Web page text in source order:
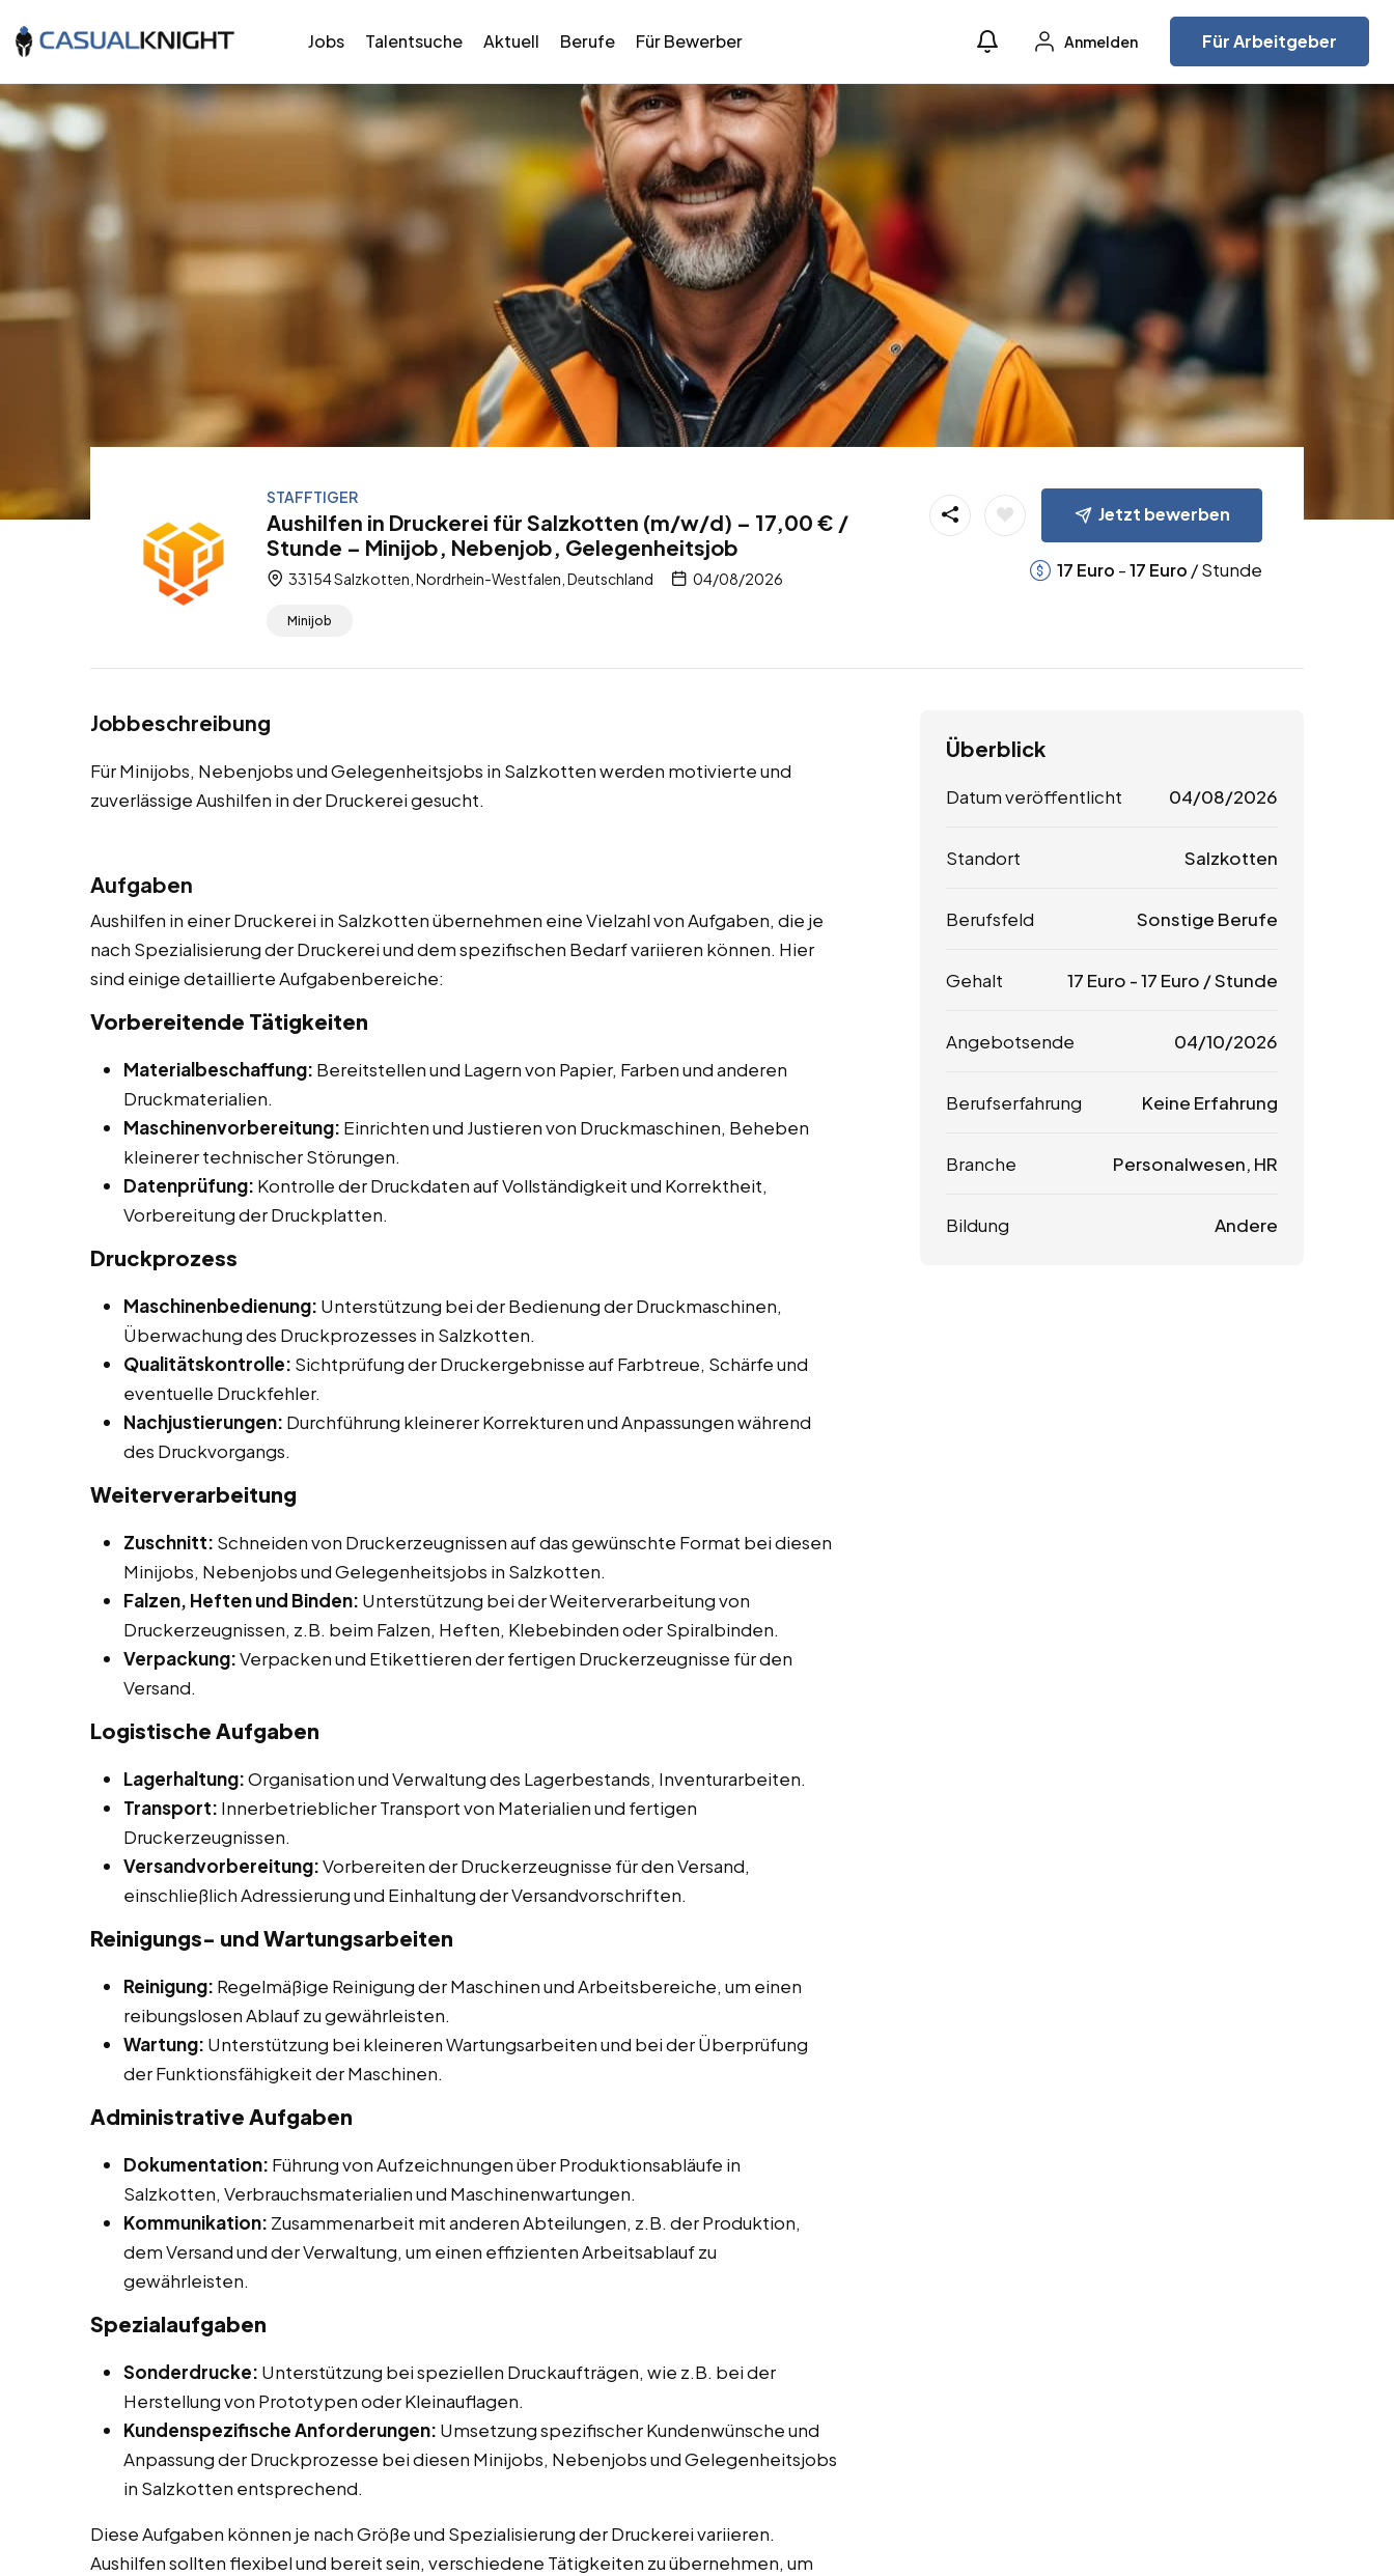
Jobs Talentsuche Aktuell Berufe Für Bewerber Anmelden Für Arbeitgeber
STAFFTIGER
Aushilfen in Druckerei für Salzkotten (m/w/d) – 17,00 € /
Stunde – Minijob, Nebenjob, Gelegenheitsjob
33154 Salzkotten, Nordrhein-Westfalen, Deutschland 04/08/2026
Minijob
Jetzt bewerben
17 Euro -17 Euro / Stunde
Jobbeschreibung
Für Minijobs, Nebenjobs und Gelegenheitsjobs in Salzkotten werden motivierte und
zuverlässige Aushilfen in der Druckerei gesucht.
Aufgaben
Aushilfen in einer Druckerei in Salzkotten übernehmen eine Vielzahl von Aufgaben, die je
nach Spezialisierung der Druckerei und dem spezifischen Bedarf variieren können. Hier
sind einige detaillierte Aufgabenbereiche:
Vorbereitende Tätigkeiten
Materialbeschaffung: Bereitstellen und Lagern von Papier, Farben und anderen
Druckmaterialien.
Maschinenvorbereitung: Einrichten und Justieren von Druckmaschinen, Beheben
kleinerer technischer Störungen.
Datenprüfung: Kontrolle der Druckdaten auf Vollständigkeit und Korrektheit,
Vorbereitung der Druckplatten.
Druckprozess
Maschinenbedienung: Unterstützung bei der Bedienung der Druckmaschinen,
Überwachung des Druckprozesses in Salzkotten.
Qualitätskontrolle: Sichtprüfung der Druckergebnisse auf Farbtreue, Schärfe und
eventuelle Druckfehler.
Nachjustierungen: Durchführung kleinerer Korrekturen und Anpassungen während
des Druckvorgangs.
Weiterverarbeitung
Zuschnitt: Schneiden von Druckerzeugnissen auf das gewünschte Format bei diesen
Minijobs, Nebenjobs und Gelegenheitsjobs in Salzkotten.
Falzen, Heften und Binden: Unterstützung bei der Weiterverarbeitung von
Druckerzeugnissen, z.B. beim Falzen, Heften, Klebebinden oder Spiralbinden.
Verpackung:Verpacken und Etikettieren der fertigen Druckerzeugnisse für den
Versand.
Logistische Aufgaben
Lagerhaltung:Organisation und Verwaltung des Lagerbestands, Inventurarbeiten.
Transport: Innerbetrieblicher Transport von Materialien und fertigen
Druckerzeugnissen.
Versandvorbereitung:Vorbereiten der Druckerzeugnisse für den Versand,
einschließlich Adressierung und Einhaltung der Versandvorschriften.
Reinigungs- und Wartungsarbeiten
Reinigung: Regelmäßige Reinigung der Maschinen und Arbeitsbereiche, um einen
reibungslosen Ablauf zu gewährleisten.
Wartung: Unterstützung bei kleineren Wartungsarbeiten und bei der Überprüfung
der Funktionsfähigkeit der Maschinen.
Administrative Aufgaben
Dokumentation: Führung von Aufzeichnungen über Produktionsabläufe in
Salzkotten, Verbrauchsmaterialien und Maschinenwartungen.
Kommunikation: Zusammenarbeit mit anderen Abteilungen, z.B. der Produktion,
dem Versand und der Verwaltung, um einen effizienten Arbeitsablauf zu
gewährleisten.
Spezialaufgaben
Sonderdrucke: Unterstützung bei speziellen Druckaufträgen, wie z.B. bei der
Herstellung von Prototypen oder Kleinauflagen.
Kundenspezifische Anforderungen: Umsetzung spezifischer Kundenwünsche und
Anpassung der Druckprozesse bei diesen Minijobs, Nebenjobs und Gelegenheitsjobs
in Salzkotten entsprechend.
Diese Aufgaben können je nach Größe und Spezialisierung der Druckerei variieren.
Aushilfen sollten flexibel und bereit sein, verschiedene Tätigkeiten zu übernehmen, um
Überblick
Datum veröffentlicht 04/08/2026
Standort Salzkotten
Berufsfeld Sonstige Berufe
Gehalt 17 Euro -17 Euro / Stunde
Angebotsende 04/10/2026
Berufserfahrung Keine Erfahrung
Branche Personalwesen, HR
Bildung Andere